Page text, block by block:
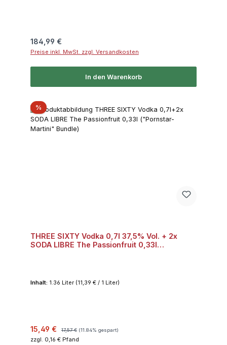
Regulärer Preis:
184,99 €
Preise inkl. MwSt. zzgl. Versandkosten
In den Warenkorb
%Rabatt
THREE SIXTY Vodka 0,7l 37,5% Vol. + 2x
SODA LIBRE The Passionfruit 0,33l
Inhalt: 1.36 Liter (11,39 € / 1 Liter)
Verkaufspreis:
15,49 € Regulärer Preis:
17,57 € (11.84% gespart)
zzgl. 0,16 € Pfand